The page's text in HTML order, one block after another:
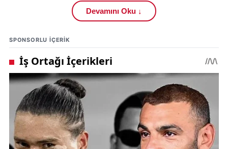
üretmekte zorlandı.
puanını artırdı. Takım, gelecek maçlarda da aynı
başarıyı göstermek için hazırlıklarına başlayacak.
Ligdeki puan durumu ve gelecek maçlar,
futbolseverler tarafından merakla takip edilecek.
Devamını Oku ↓
SPONSORLU IÇERIK